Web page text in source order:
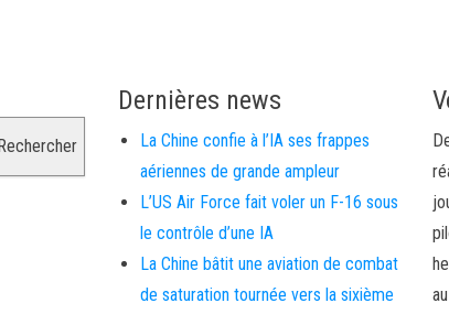
Dernières news
La Chine confie à l’IA ses frappes
aériennes de grande ampleur
L’US Air Force fait voler un F-16 sous
le contrôle d’une IA
La Chine bâtit une aviation de combat
de saturation tournée vers la sixième